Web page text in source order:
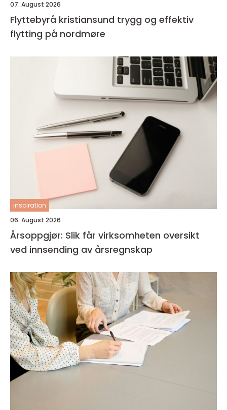
07. August 2026
Flyttebyrå kristiansund trygg og effektiv
flytting på nordmøre
inspiration
06. August 2026
Årsoppgjør: Slik får virksomheten oversikt
ved innsending av årsregnskap